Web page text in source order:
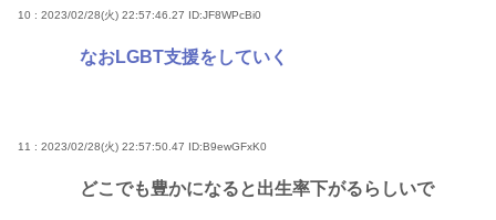
10 : 2023/02/28(火) 22:57:46.27 ID:JF8WPcBi0
なおLGBT支援をしていく
11 : 2023/02/28(火) 22:57:50.47 ID:B9ewGFxK0
どこでも豊かになると出生率下がるらしいで